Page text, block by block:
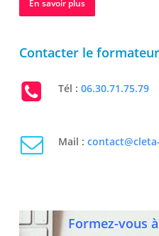
En savoir plus
Contacter le
Tél :06.30.71.75.79
Mail :
Formez-vous